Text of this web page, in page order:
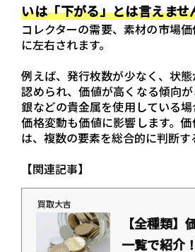
いは「下がる」とは言えませ
コレクターの需要、素材の市場
に左右されます。
例えば、発行枚数が少なく、状
認められ、価値が高くなる傾向
銀などの貴金属を使用している
価格変動も価値に影響します。
は、複数の要素を総合的に判断す
【関連記事】
買取大吉
【全種類】
一覧で紹介